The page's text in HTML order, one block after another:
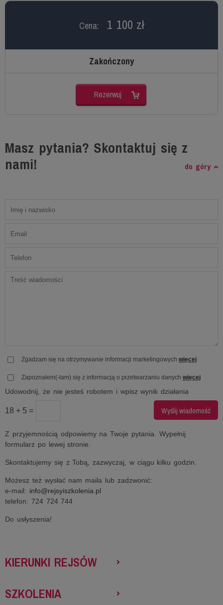
Cena: 1 100 zł
Zakończony
Rezerwuj
Masz pytania? Skontaktuj się z
nami!
do góry
Zgadzam się na otrzymywanie informacji marketingowych więcej
Zapoznałem(-łam) się z informacją o przetwarzaniu danych więcej
Udowodnij, że nie jesteś robotem i wpisz wynik działania
18 + 5 =
Z przyjemnością odpowiemy na Twoje pytania. Wypełnij
formularz po lewej stronie.
Skontaktujemy się z Tobą, zazwyczaj, w ciągu kilku godzin.
Możesz też wysłać nam maila lub zadzwonić:
e-mail: info@rejsyiszkolenia.pl
telefon: 724 724 744
Do usłyszenia!
KIERUNKI REJSÓW
SZKOLENIA